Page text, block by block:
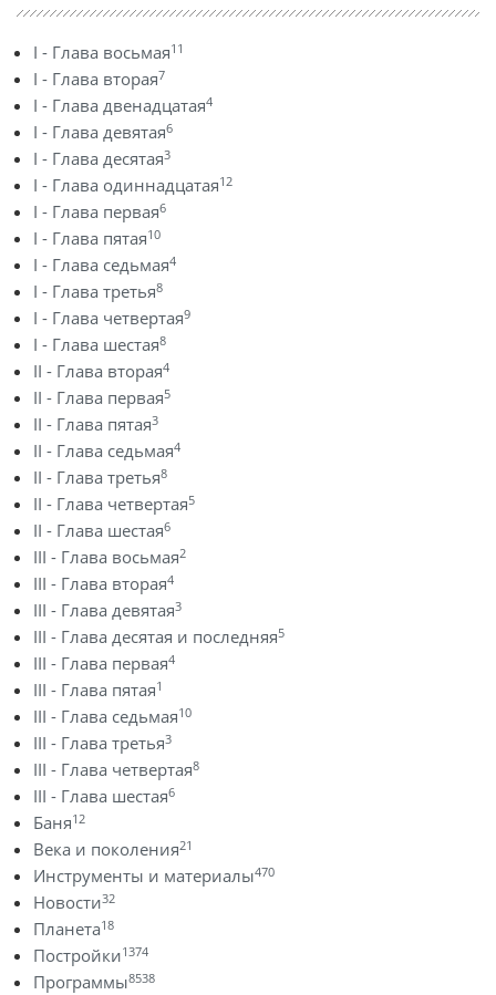
I - Глава восьмая11
I - Глава вторая7
I - Глава двенадцатая4
I - Глава девятая6
I - Глава десятая3
I - Глава одиннадцатая12
I - Глава первая6
I - Глава пятая10
I - Глава седьмая4
I - Глава третья8
I - Глава четвертая9
I - Глава шестая8
II - Глава вторая4
II - Глава первая5
II - Глава пятая3
II - Глава седьмая4
II - Глава третья8
II - Глава четвертая5
II - Глава шестая6
III - Глава восьмая2
III - Глава вторая4
III - Глава девятая3
III - Глава десятая и последняя5
III - Глава первая4
III - Глава пятая1
III - Глава седьмая10
III - Глава третья3
III - Глава четвертая8
III - Глава шестая6
Баня12
Века и поколения21
Инструменты и материалы470
Новости32
Планета18
Постройки1374
Программы8538